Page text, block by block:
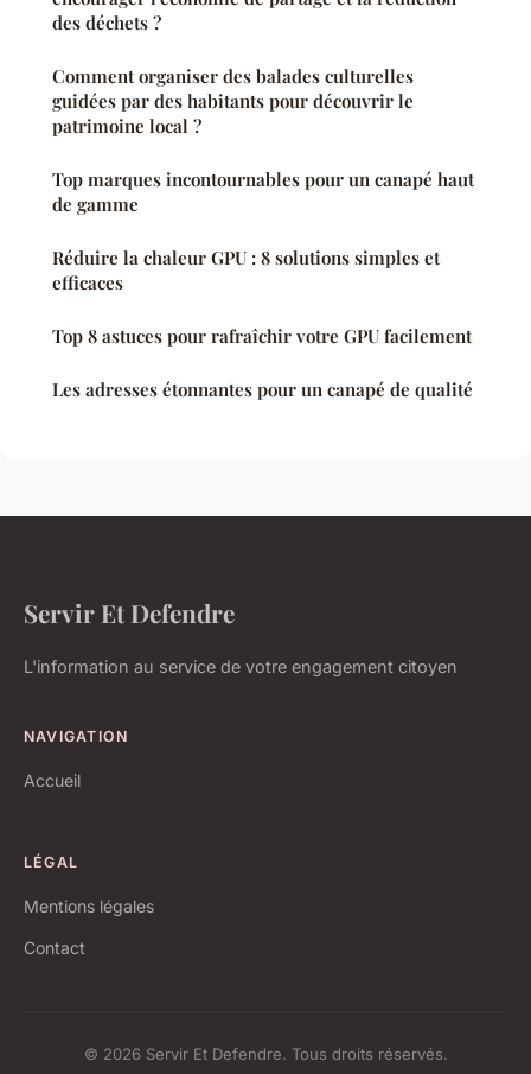
des déchets ?
Comment organiser des balades culturelles
guidées par des habitants pour découvrir le
patrimoine local ?
Top marques incontournables pour un canapé haut
de gamme
Réduire la chaleur GPU : 8 solutions simples et
efficaces
Top 8 astuces pour rafraîchir votre GPU facilement
Les adresses étonnantes pour un canapé de qualité
Servir Et Defendre
L'information au service de votre engagement citoyen
NAVIGATION
Accueil
LÉGAL
Mentions légales
Contact
© 2026 Servir Et Defendre. Tous droits réservés.